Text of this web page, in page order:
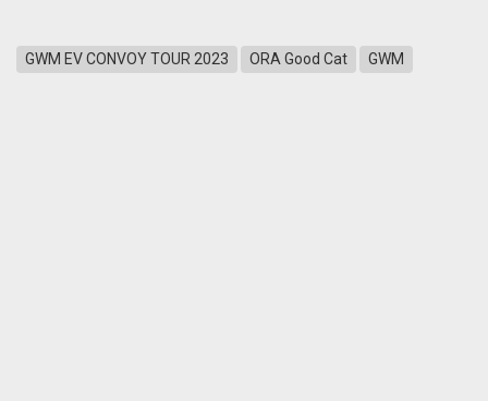
GWM EV CONVOY TOUR 2023 ORA Good Cat GWM